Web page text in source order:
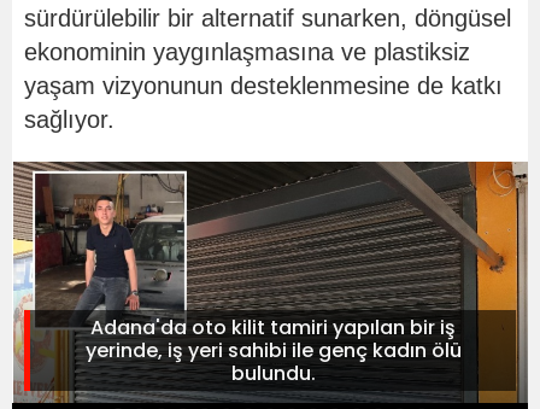
sürdürülebilir bir alternatif sunarken, döngüsel
ekonominin yaygınlaşmasına ve plastiksiz
yaşam vizyonunun desteklenmesine de katkı
sağlıyor.
Adana'da oto kilit tamiri yapılan bir iş
yerinde, iş yeri sahibi ile genç kadın ölü
bulundu.